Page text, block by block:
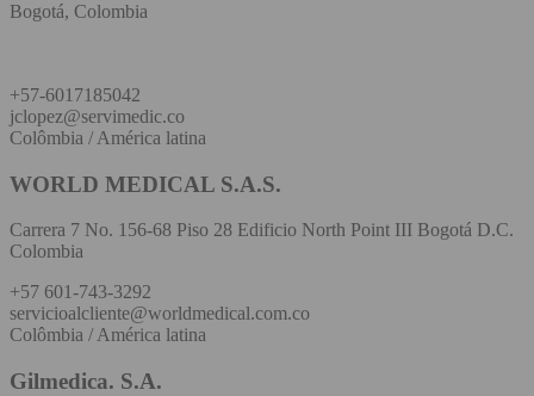
Bogotá, Colombia
+57-6017185042
jclopez@servimedic.co
Colômbia / América latina
WORLD MEDICAL S.A.S.
Carrera 7 No. 156-68 Piso 28 Edificio North Point III Bogotá D.C.
Colombia
+57 601-743-3292
servicioalcliente@worldmedical.com.co
Colômbia / América latina
Gilmedica. S.A.